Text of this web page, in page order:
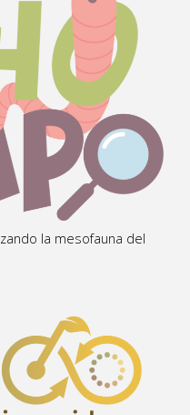
la mesofauna del